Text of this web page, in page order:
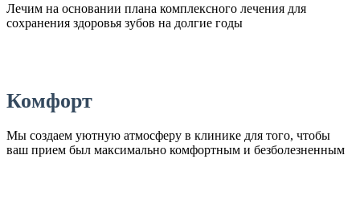
Лечим на основании плана комплексного лечения для
сохранения здоровья зубов на долгие годы
Комфорт
Мы создаем уютную атмосферу в клинике для того, чтобы
ваш прием был максимально комфортным и безболезненным